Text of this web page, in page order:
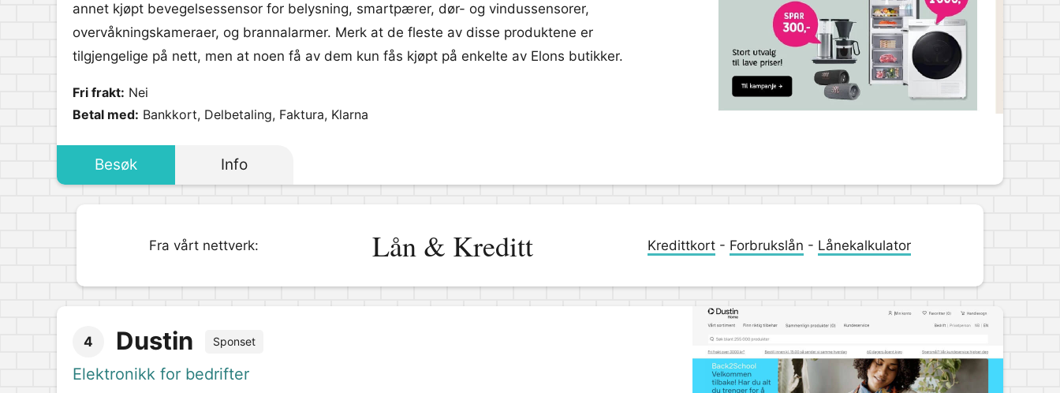
annet kjøpt bevegelsessensor for belysning, smartpærer, dør- og vindussensorer,
overvåkningskameraer, og brannalarmer. Merk at de fleste av disse produktene er
tilgjengelige på nett, men at noen få av dem kun fås kjøpt på enkelte av Elons butikker.
Fri frakt: Nei
Betal med: Bankkort, Delbetaling, Faktura, Klarna
Besøk Info
Fra vårt nettverk: Lån & Kreditt Kredittkort- Forbrukslån - Lånekalkulator
4 Dustin Sponset
Elektronikk for bedrifter